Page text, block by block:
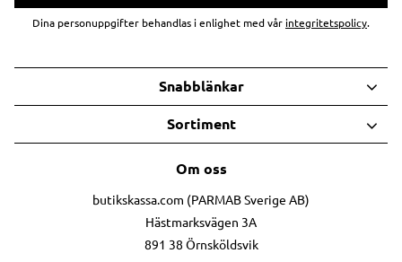
Dina personuppgifter behandlas i enlighet med vår integritetspolicy.
Om oss
butikskassa.com (PARMAB Sverige AB)
Hästmarksvägen 3A
891 38 Örnsköldsvik
Snabblänkar
Sortiment